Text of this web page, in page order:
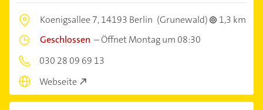
Koenigsallee 7,14193 Berlin (Grunewald)
1,3 km
Geschlossen –Öffnet Montag um 08:30
030 28 09 69 13
Webseite